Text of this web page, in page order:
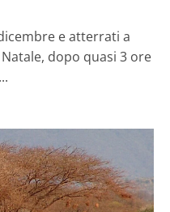
e atterrati a
dopo quasi 3 ore